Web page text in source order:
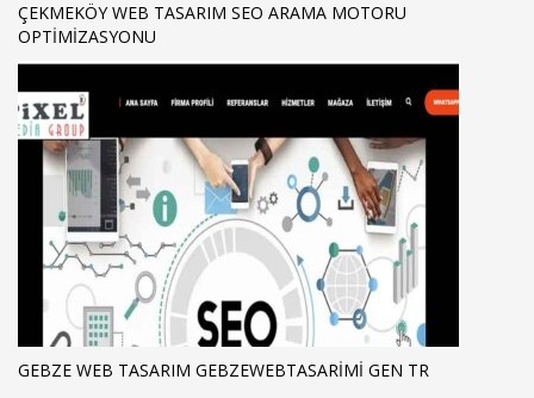
ÇEKMEKÖY WEB TASARIM SEO ARAMA MOTORU
OPTIMIZASYONU
GEBZE WEB TASARIM GEBZEWEBTASARIMI GEN TR